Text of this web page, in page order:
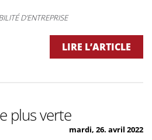
D’ENTREPRISE
LIRE L’ARTICLE
plus verte
mardi, 26. avril 2022